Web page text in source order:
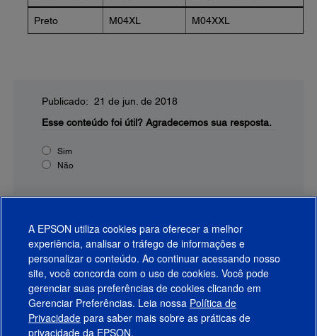
Preto M04XL M04XXL
Publicado: 21 de jun. de 2018
Esse conteúdo foi útil? Agradecemos sua resposta.
Sim
Não
Produtos
Suporte
A EPSON utiliza cookies para oferecer a melhor
experiência, analisar o tráfego de informações e
personalizar o conteúdo. Ao continuar acessando nosso
site, você concorda com o uso de cookies. Você pode
gerenciar suas preferências de cookies clicando em
Gerenciar Preferências. Leia nossa Política de
Privacidade para saber mais sobre as práticas de
privacidade da EPSON.